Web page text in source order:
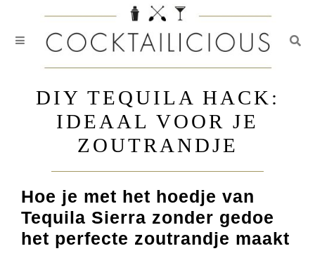
DIY TEQUILA HACK:
IDEAAL VOOR JE
ZOUTRANDJE
Hoe je met het hoedje van
Tequila Sierra zonder gedoe
het perfecte zoutrandje maakt